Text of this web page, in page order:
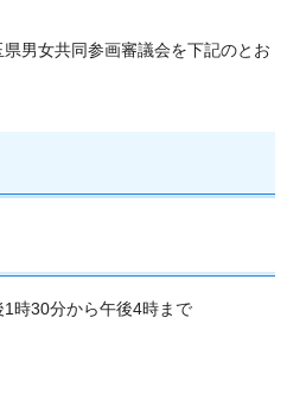
男女共同参画審議会を下記のとお
時30分から午後4時まで